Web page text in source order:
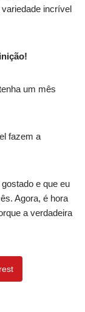
incrível
um mês
fazem a
e que eu
Agora, é hora
a verdadeira